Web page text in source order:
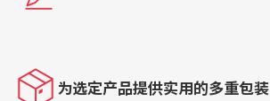
为选定产品提供实用的多重包装